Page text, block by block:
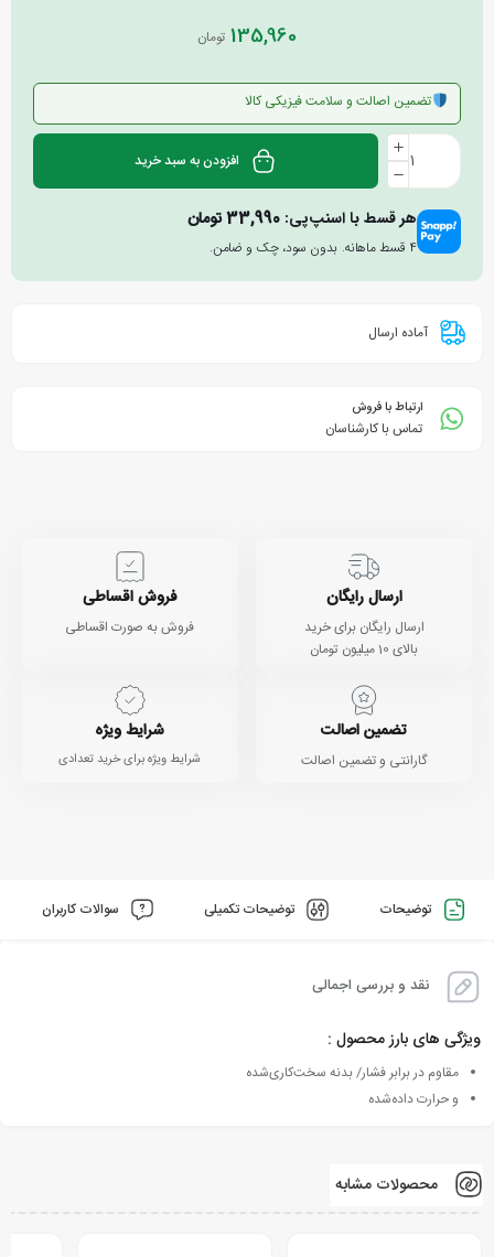
135,960 تومان
تضمین اصالت و سلامت فیزیکی کالا
افزودن به سبد خرید
هر قسط با اسنپ‌پی: 33,990تومان
۴ قسط ماهانه. بدون سود، چک و ضامن.
آماده ارسال
ارتباط با فروش
تماس با کارشناسان
ارسال رایگان
ارسال رایگان برای خرید
بالای 10 میلیون تومان
فروش اقساطی
فروش به صورت اقساطی
تضمین اصالت
گارانتی و تضمین اصالت
شرایط ویژه
شرایط ویژه برای خرید تعدادی
توضیحات توضیحات تکمیلی سوالات کاربران
نقد و بررسی اجمالی
ویژگی های بارز محصول :
مقاوم در برابر فشار/ بدنه سخت‌کاری‌شده
و حرارت داده‌شده
محصولات مشابه